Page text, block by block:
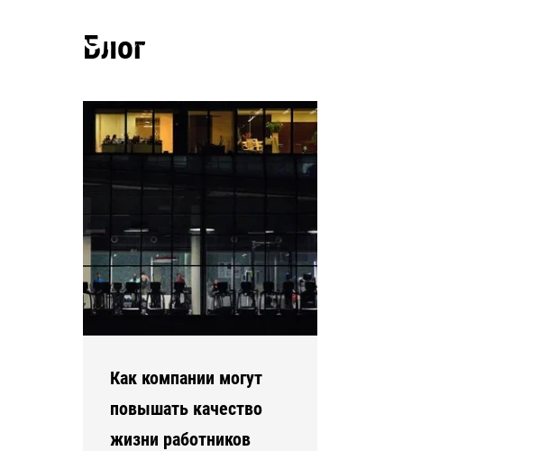
Блог
Как компании могут
повышать качество
жизни работников